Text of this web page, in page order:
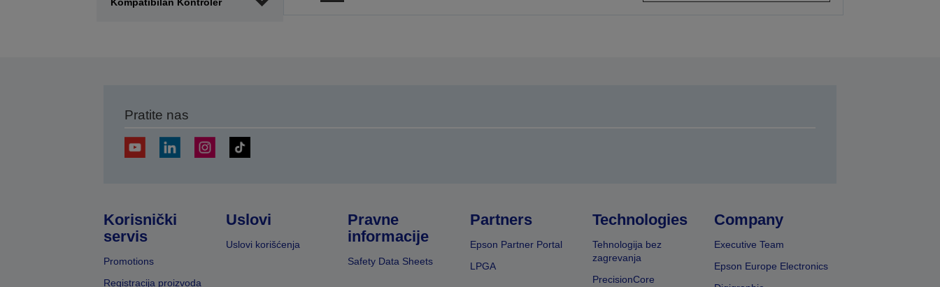
Pratite nas
Korisnički
servis
Promotions
Registracija proizvoda
Uslovi
Uslovi korišćenja
Pravne
informacije
Safety Data Sheets
Partners
Epson Partner Portal
LPGA
Technologies
Tehnologija bez
zagrevanja
PrecisionCore
Company
Executive Team
Epson Europe Electronics